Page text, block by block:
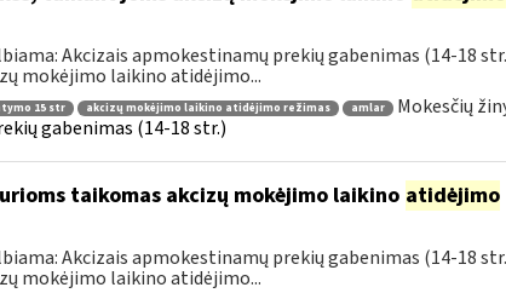
Akcizais apmokestinamų prekių gabenimas (14-18
mokėjimo laikino atidėjimo...
15 str akcizų mokėjimo laikino atidėjimo režimas amlar
Mokesčių
gabenimas (14-18 str.)
taikomas akcizų mokėjimo laikino atidėjimo
Akcizais apmokestinamų prekių gabenimas (14-18
mokėjimo laikino atidėjimo...